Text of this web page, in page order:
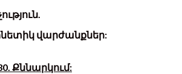
վարժանքներ:
0. Քննարկում: